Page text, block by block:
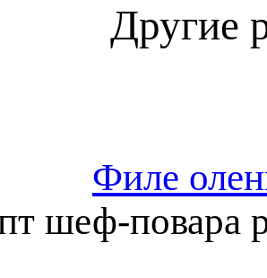
Другие
Филе
шеф-повара